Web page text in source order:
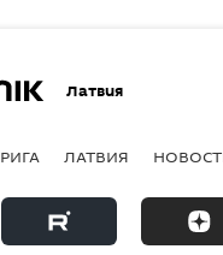
Латвия
РИГА ЛАТВИЯ